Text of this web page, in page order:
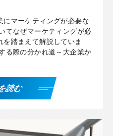
にマーケティングが必要な
てなぜマーケティングが必
踏まえて解説していま
る際の分かれ道～大企業か
読む